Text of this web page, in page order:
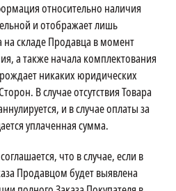
относительно наличия
и отображает лишь
складе Продавца в момент
а также начала комплектования
никаких юридических
В случае отсутствия Товара
и в случае оплаты за
уплаченная сумма.
что в случае, если в
Продавцом будет выявлена